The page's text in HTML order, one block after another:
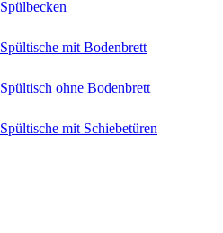
Spülbecken
Spültische mit Bodenbrett
Spültisch ohne Bodenbrett
Spültische mit Schiebetüren